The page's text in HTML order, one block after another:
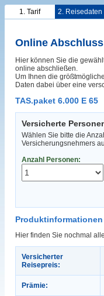
1. Tarif 2. Reisedaten
Online Abschluss
Hier können Sie die
online abschließen.
Um Ihnen die
Daten dabei über eine
TAS.paket 6.000 E 65
Versicherte
Wählen Sie bitte die
Versicherungsnehmers
Anzahl Personen:
Produktinformationen
Hier finden Sie nochmal
Versicherter
Reisepreis:
Prämie: